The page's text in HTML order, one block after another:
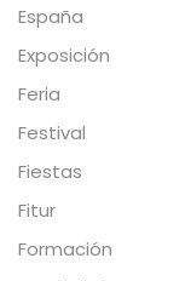
España
Exposición
Feria
Festival
Fiestas
Fitur
Formación